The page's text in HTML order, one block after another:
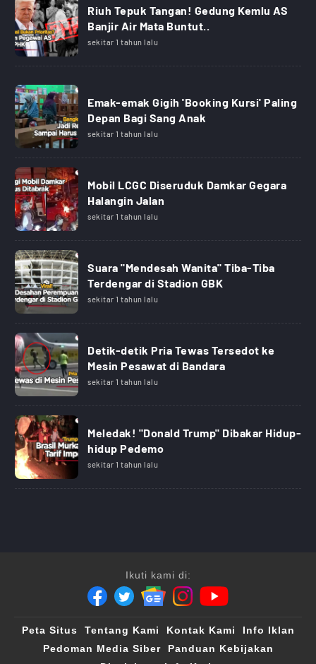
Riuh Tepuk Tangan! Gedung Kemlu AS
Banjir Air Mata Buntut..
sekitar 1 tahun lalu
Emak-emak Gigih 'Booking Kursi' Paling
Depan Bagi Sang Anak
sekitar 1 tahun lalu
Mobil LCGC Diseruduk Damkar Gegara
Halangin Jalan
sekitar 1 tahun lalu
Suara "Mendesah Wanita" Tiba-Tiba
Terdengar di Stadion GBK
sekitar 1 tahun lalu
Detik-detik Pria Tewas Tersedot ke
Mesin Pesawat di Bandara
sekitar 1 tahun lalu
Meledak! "Donald Trump" Dibakar Hidup-
hidup Pedemo
sekitar 1 tahun lalu
Ikuti kami di:
Peta Situs Tentang Kami Kontak Kami
Info Iklan
Pedoman Media Siber
Panduan Kebijakan